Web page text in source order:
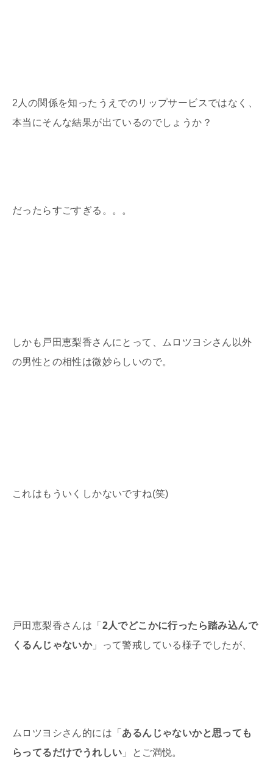
2人の関係を知ったうえでのリップサービスではなく、
本当にそんな結果が出ているのでしょうか？
だったらすごすぎる。。。
しかも戸田恵梨香さんにとって、ムロツヨシさん以外
の男性との相性は微妙らしいので。
これはもういくしかないですね(笑)
戸田恵梨香さんは「 2人でどこかに行ったら踏み込んで
くるんじゃないか」って警戒している様子でしたが、
ムロツヨシさん的には「 あるんじゃないかと思っても
らってるだけでうれしい 」とご満悦。